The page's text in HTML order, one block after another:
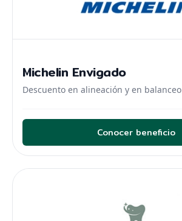
Michelin Envigado
Descuento en alineación y en balanceo
Conocer beneficio